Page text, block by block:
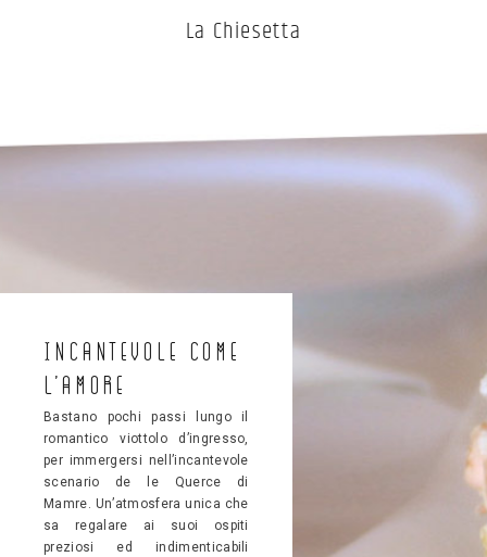
La Chiesetta
Incantevole come
l’Amore
Bastano pochi passi lungo il
romantico viottolo d’ingresso,
per immergersi nell’incantevole
scenario de le Querce di
Mamre. Un’atmosfera unica che
sa regalare ai suoi ospiti
preziosi ed indimenticabili